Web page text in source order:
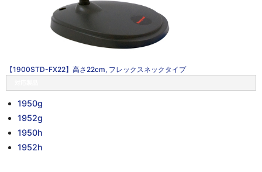
【1900STD-FX22】高さ22cm, フレックスネックタイプ
1950g
1952g
1950h
1952h